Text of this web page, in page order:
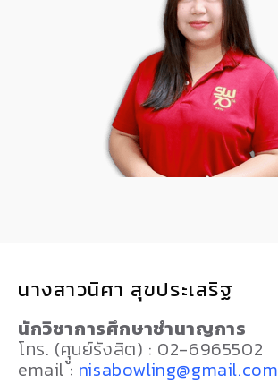
นางสาวนิศา สุขประเสริฐ
นักวิชาการศึกษาชำนาญการ
โทร. (ศุูนย์รังสิต) : 02-6965502
email : nisabowling@gmail.com